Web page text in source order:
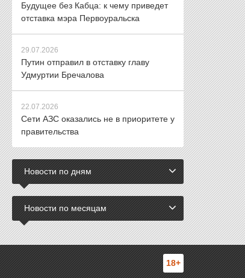
Будущее без Кабца: к чему приведет
отставка мэра Первоуральска
29.07.2026
Путин отправил в отставку главу
Удмуртии Бречалова
22.07.2026
Сети АЗС оказались не в приоритете у
правительства
Новости по дням
Новости по месяцам
18+